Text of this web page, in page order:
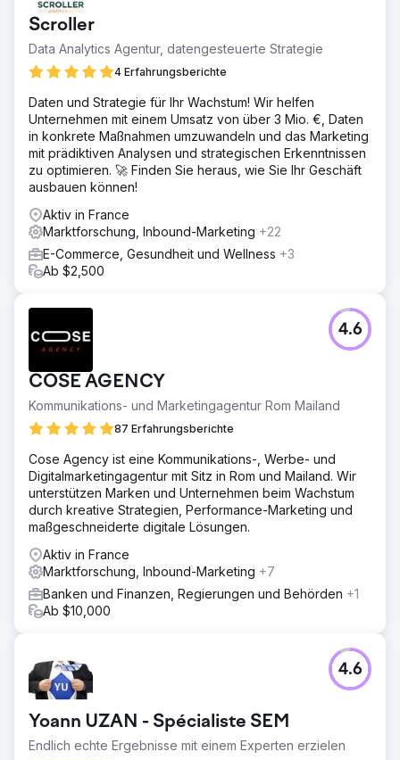
Scroller
Data Analytics Agentur, datengesteuerte Strategie
4 Erfahrungsberichte
Daten und Strategie für Ihr Wachstum! Wir helfen
Unternehmen mit einem Umsatz von über 3 Mio. €, Daten
in konkrete Maßnahmen umzuwandeln und das Marketing
mit prädiktiven Analysen und strategischen Erkenntnissen
zu optimieren. 🚀 Finden Sie heraus, wie Sie Ihr Geschäft
ausbauen können!
Aktiv in France
Marktforschung, Inbound-Marketing +22
E-Commerce, Gesundheit und Wellness +3
Ab $2,500
COSE AGENCY
Kommunikations- und Marketingagentur Rom Mailand
87 Erfahrungsberichte
4.6
Cose Agency ist eine Kommunikations-, Werbe- und
Digitalmarketingagentur mit Sitz in Rom und Mailand. Wir
unterstützen Marken und Unternehmen beim Wachstum
durch kreative Strategien, Performance-Marketing und
maßgeschneiderte digitale Lösungen.
Aktiv in France
Marktforschung, Inbound-Marketing +7
Banken und Finanzen, Regierungen und Behörden +1
Ab $10,000
Yoann UZAN - Spécialiste SEM
Endlich echte Ergebnisse mit einem Experten erzielen
4.6